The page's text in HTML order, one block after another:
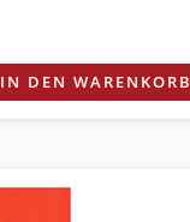
IN DEN WARENKORB